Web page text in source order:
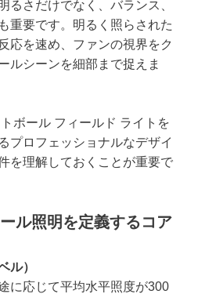
るさだけでなく、バ​​ランス、
重要です。明るく照らされた
応を速め、ファンの視界をク
ルシーンを細部まで捉えま
ボール フィールド ライトを
プロフェッショナルなデザイ
を理解しておくことが重要で
ル照明を定義するコア
ル）
に応じて平均水平照度が300